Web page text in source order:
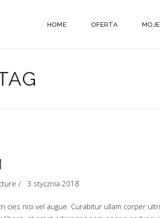
HOME OFERTA
3 stycznia 2018
cies nisi vel augue. Curabitur ullam corper